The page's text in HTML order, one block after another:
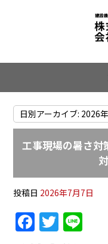
日別アーカイブ: 2026
工事現場の暑さ対
投稿日 2026年7月7日
F T